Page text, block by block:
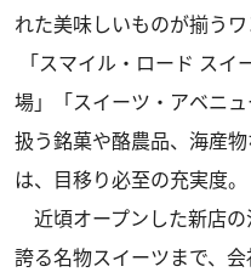
れた美味しいものが揃うワ
「スマイル・ロード ス
場」「スイーツ・アベニ
扱う銘菓や酪農品、海産
は、目移り必至の充実度。
近頃オープンした新店
誇る名物スイーツまで、